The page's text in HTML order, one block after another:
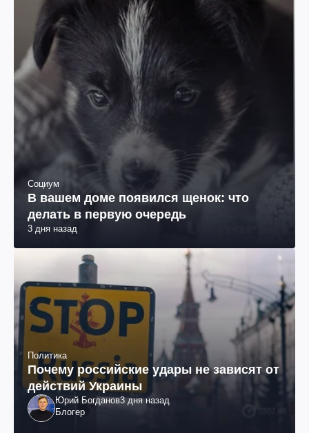
Социум
В вашем доме появился щенок: что
делать в первую очередь
3 дня назад
Политика
Почему российские удары не зависят от
действий Украины
Юрий Богданов3 дня назад
Блогер